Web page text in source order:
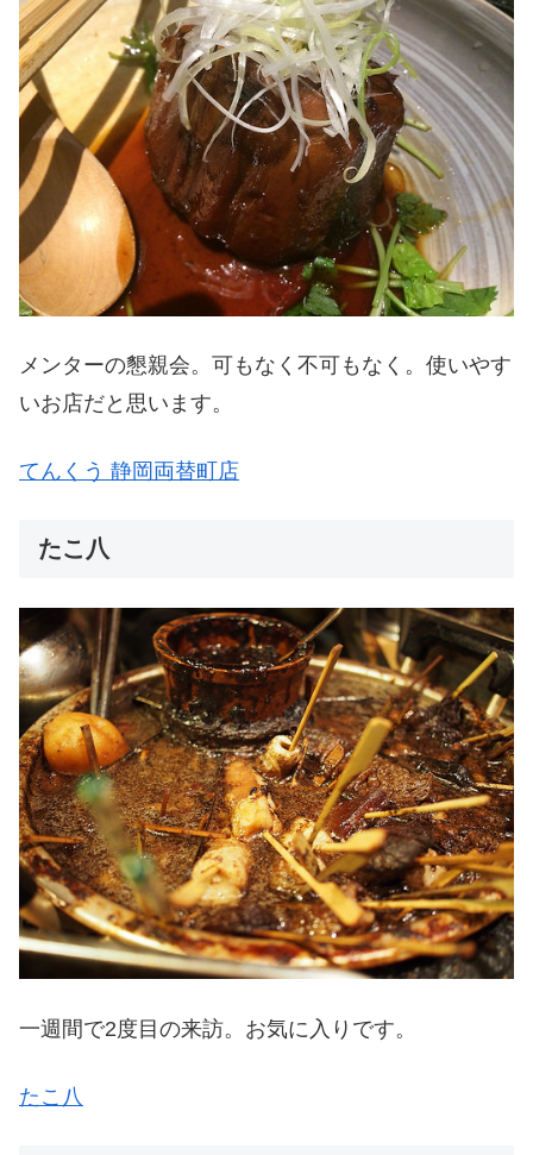
メンターの懇親会。可もなく不可もなく。使いやす
いお店だと思います。
てんくう 静岡両替町店
たこ八
一週間で2度目の来訪。お気に入りです。
たこ八